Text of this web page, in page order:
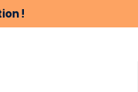
!